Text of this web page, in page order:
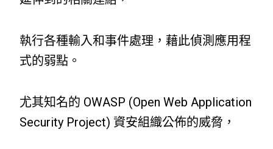
執行各種輸入和事件處理，藉此偵測應用程
式的弱點。
尤其知名的 OWASP (Open Web Application
Security Project) 資安組織公佈的威脅，